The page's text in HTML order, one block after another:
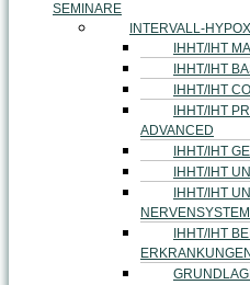
SEMINARE
INTERVALL-
IHHT/IHT
IHHT/IHT
IHHT/IHT
IHHT/IHT
ADVANCED
IHHT/IHT
IHHT/IHT
IHHT/IHT
NERVENSYSTEM
IHHT/IHT
ERKRANKUNGEN